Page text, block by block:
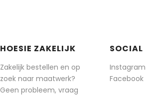
HOESIE ZAKELIJK
Zakelijk bestellen en op
zoek naar maatwerk?
Geen probleem, vraag
SOCIAL
Instagram
Facebook